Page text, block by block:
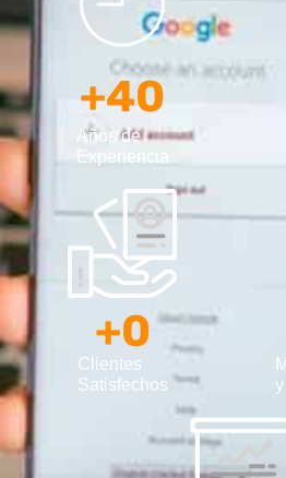
Años de
Experiencia
+40
Clientes
Satisfechos
+0